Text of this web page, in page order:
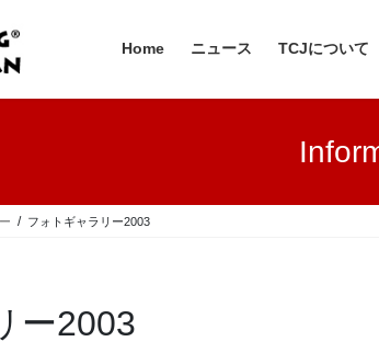
Home ニュース TCJについて
フォトギャラリー2003
ー2003